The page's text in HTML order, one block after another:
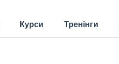
Курси Тренінги